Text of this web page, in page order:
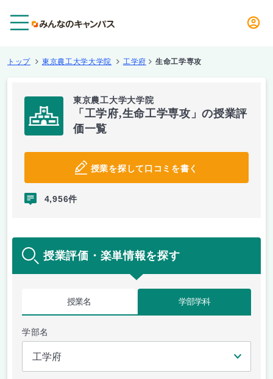
トップ 東京農工大学大学院 工学府 生命工学専攻
東京農工大学大学院
「工学府,生命工学専攻」の授業評
価一覧
授業を探して口コミを書く
4,956件
授業評価・楽単情報を探す
授業名 学部学科
学部名